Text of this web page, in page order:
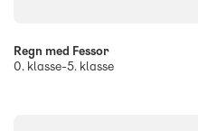
Regn med Fessor
0. klasse-5. klasse